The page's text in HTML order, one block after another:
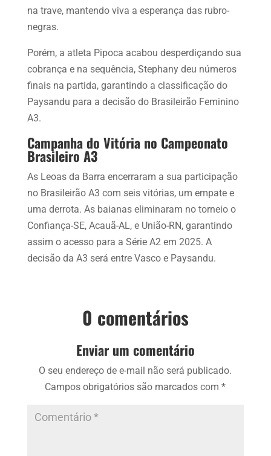
na trave, mantendo viva a esperança das rubro-
negras.
Porém, a atleta Pipoca acabou desperdiçando sua
cobrança e na sequência, Stephany deu números
finais na partida, garantindo a classificação do
Paysandu para a decisão do Brasileirão Feminino
A3.
Campanha do Vitória no Campeonato
Brasileiro A3
As Leoas da Barra encerraram a sua participação
no Brasileirão A3 com seis vitórias, um empate e
uma derrota. As baianas eliminaram no torneio o
Confiança-SE, Acauã-AL, e União-RN, garantindo
assim o acesso para a Série A2 em 2025. A
decisão da A3 será entre Vasco e Paysandu.
0 comentários
Enviar um comentário
O seu endereço de e-mail não será publicado.
Campos obrigatórios são marcados com*